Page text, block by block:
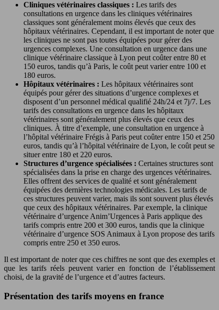
Cliniques vétérinaires classiques : Les tarifs des
consultations en urgence dans les cliniques vétérinaires
classiques sont généralement moins élevés que ceux des
hôpitaux vétérinaires. Cependant, il est important de noter que
les cliniques ne sont pas toutes équipées pour gérer des
urgences complexes. Une consultation en urgence dans une
clinique vétérinaire classique à Lyon peut coûter entre 80 et
150 euros, tandis qu’à Paris, le coût peut varier entre 100 et
180 euros.
Hôpitaux vétérinaires : Les hôpitaux vétérinaires sont
équipés pour gérer des situations d’urgence complexes et
disposent d’un personnel médical qualifié 24h/24 et 7j/7. Les
tarifs des consultations en urgence dans les hôpitaux
vétérinaires sont généralement plus élevés que ceux des
cliniques. À titre d’exemple, une consultation en urgence à
l’hôpital vétérinaire Frégis à Paris peut coûter entre 150 et 250
euros, tandis qu’à l’hôpital vétérinaire de Lyon, le coût peut se
situer entre 180 et 220 euros.
Structures d’urgence spécialisées : Certaines structures sont
spécialisées dans la prise en charge des urgences vétérinaires.
Elles offrent des services de qualité et sont généralement
équipées des dernières technologies médicales. Les tarifs de
ces structures peuvent varier, mais ils sont souvent plus élevés
que ceux des hôpitaux vétérinaires. Par exemple, la clinique
vétérinaire d’urgence Anim’Urgences à Paris applique des
tarifs compris entre 200 et 300 euros, tandis que la clinique
vétérinaire d’urgence SOS Animaux à Lyon propose des tarifs
compris entre 250 et 350 euros.
Il est important de noter que ces chiffres ne sont que des exemples et
que les tarifs réels peuvent varier en fonction de l’établissement
choisi, de la gravité de l’urgence et d’autres facteurs.
Présentation des tarifs moyens en france